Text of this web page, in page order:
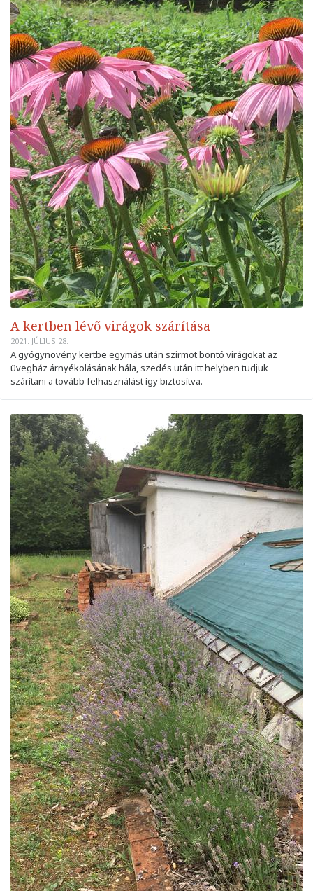
A kertben lévő virágok szárítása
2021. JÚLIUS 28.
A gyógynövény kertbe egymás után szirmot bontó virágokat az
üvegház árnyékolásának hála, szedés után itt helyben tudjuk
szárítani a tovább felhasználást így biztosítva.